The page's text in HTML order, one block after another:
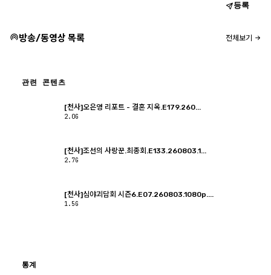
등록
방송/동영상 목록 전체보기
관련 콘텐츠
[천사]오은영 리포트 - 결혼 지옥.E179.260...
2.0G
[천사]조선의 사랑꾼.최종회.E133.260803.1...
2.7G
[천사]심야괴담회 시즌6.E07.260803.1080p....
1.5G
통계